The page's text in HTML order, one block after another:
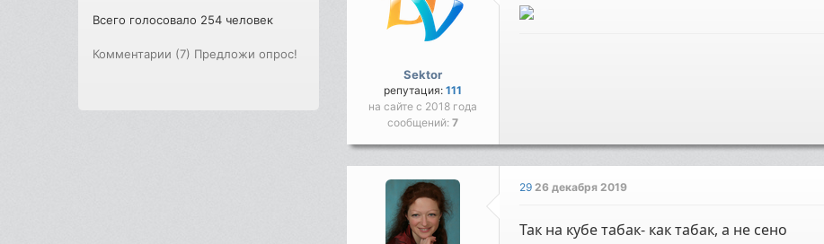
Всего голосовало 254 человек
Комментарии (7) Предложи опрос!
Sektor
репутация: 111
на сайте с 2018 года
сообщений: 7
2926 декабря 2019
Так на кубе табак- как табак, а не сено